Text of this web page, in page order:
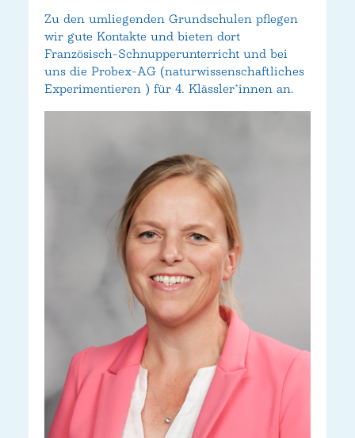
Zu den umliegenden Grundschulen pflegen
wir gute Kontakte und bieten dort
Französisch-Schnupperunterricht und bei
uns die Probex-AG (naturwissenschaftliches
Experimentieren ) für 4. Klässler*innen an.